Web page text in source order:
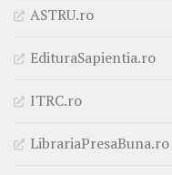
ASTRU.ro
EdituraSapientia.ro
ITRC.ro
LibrariaPresaBuna.ro